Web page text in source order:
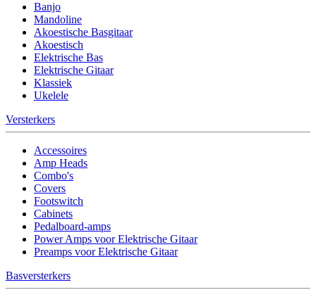
Banjo
Mandoline
Akoestische Basgitaar
Akoestisch
Elektrische Bas
Elektrische Gitaar
Klassiek
Ukelele
Versterkers
Accessoires
Amp Heads
Combo's
Covers
Footswitch
Cabinets
Pedalboard-amps
Power Amps voor Elektrische Gitaar
Preamps voor Elektrische Gitaar
Basversterkers